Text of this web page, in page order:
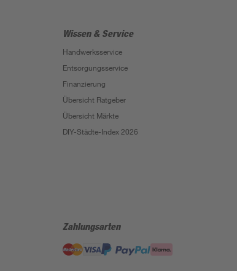
Wissen & Service
Handwerksservice
Entsorgungsservice
Finanzierung
Übersicht Ratgeber
Übersicht Märkte
DIY-Städte-Index 2026
Zahlungsarten